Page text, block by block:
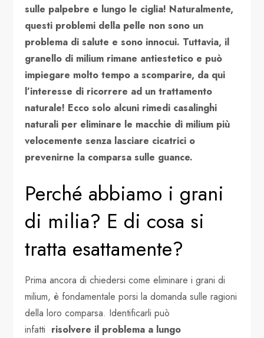
sulle palpebre e lungo le ciglia! Naturalmente,
questi problemi della pelle non sono un
problema di salute e sono innocui. Tuttavia, il
granello di milium rimane antiestetico e può
impiegare molto tempo a scomparire, da qui
l’interesse di ricorrere ad un trattamento
naturale! Ecco solo alcuni rimedi casalinghi
naturali per eliminare le macchie di milium più
velocemente senza lasciare cicatrici o
prevenirne la comparsa sulle guance.
Perché abbiamo i grani
di milia? E di cosa si
tratta esattamente?
Prima ancora di chiedersi come eliminare i grani di
milium, è fondamentale porsi la domanda sulle ragioni
della loro comparsa. Identificarli può
infatti risolvere il problema a lungo